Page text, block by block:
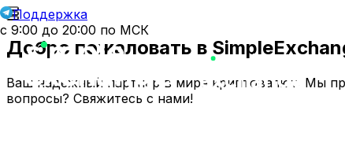
Поддержка
с 9:00 до 20:00 по МСК
Добро пожаловать в
Ваш надежный партнер в мире криптовалют. Мы
вопросы? Свяжитесь с нами!